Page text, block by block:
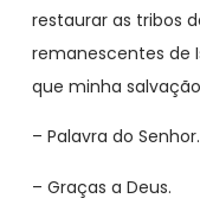
restaurar as tribos
remanescentes de
que minha
– Palavra do Senhor.
– Graças a Deus.